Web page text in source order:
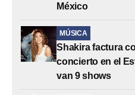
México
MÚSICA
Shakira factura
concierto en el
van 9 shows